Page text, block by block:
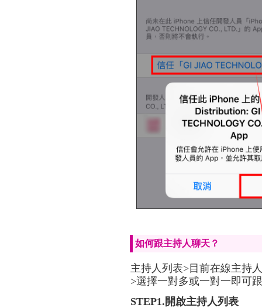
如何跟主持人聊天？
主持人列表>目前在線主持
>選擇一對多或一對一即可
STEP1.開啟主持人列表